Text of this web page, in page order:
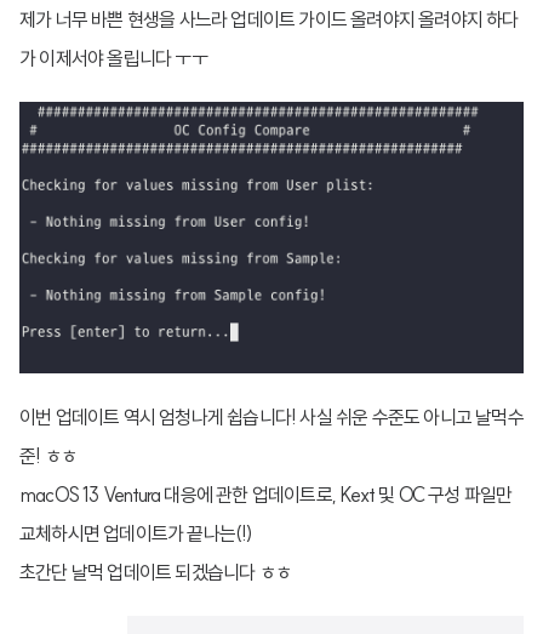
제가 너무 바쁜 현생을 사느라 업데이트 가이드 올려야지 올려야지 하다
가 이제서야 올립니다 ㅜㅜ
이번 업데이트 역시 엄청나게 쉽습니다! 사실 쉬운 수준도 아니고 날먹수
준! ㅎㅎ
macOS 13 Ventura 대응에 관한 업데이트로, Kext 및 OC 구성 파일만
교체하시면 업데이트가 끝나는(!)
초간단 날먹 업데이트 되겠습니다 ㅎㅎ